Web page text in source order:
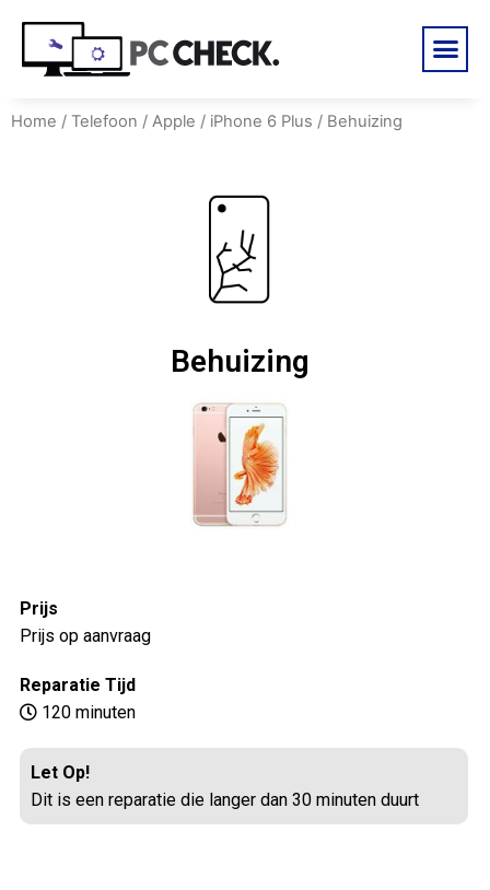
Home / Telefoon / Apple / iPhone 6 Plus / Behuizing
Behuizing
Prijs
Prijs op aanvraag
Reparatie Tijd
120 minuten
Let Op!
Dit is een reparatie die langer dan 30 minuten duurt